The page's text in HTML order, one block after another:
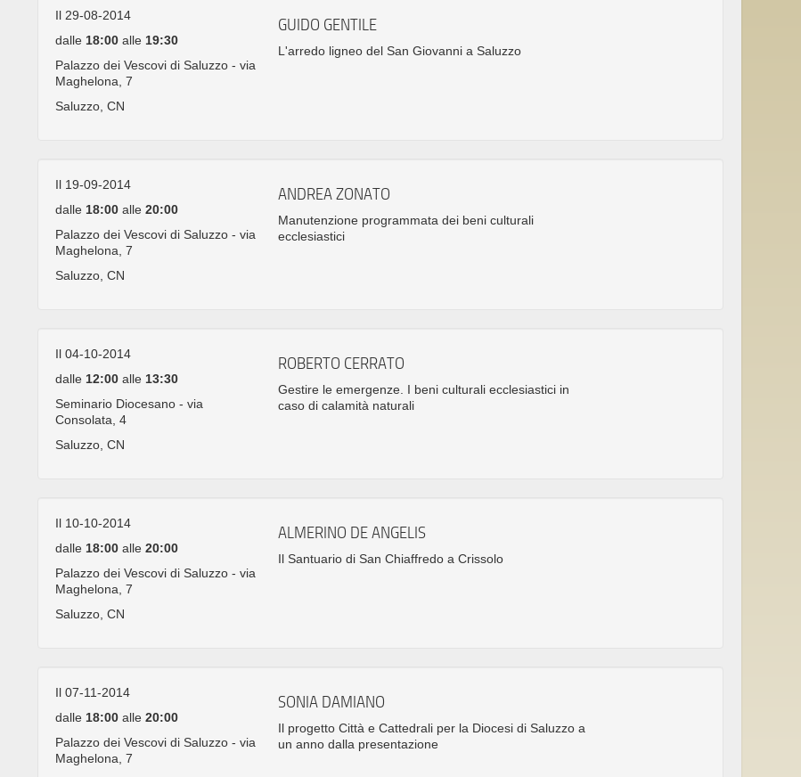
Il 29-08-2014
dalle 18:00alle 19:30
Palazzo dei Vescovi di Saluzzo - via
Maghelona, 7
Saluzzo, CN
GUIDO GENTILE
L'arredo ligneo del San Giovanni a Saluzzo
Il 19-09-2014
dalle 18:00alle 20:00
Palazzo dei Vescovi di Saluzzo - via
Maghelona, 7
Saluzzo, CN
ANDREA ZONATO
Manutenzione programmata dei beni culturali
ecclesiastici
Il 04-10-2014
dalle 12:00alle 13:30
Seminario Diocesano - via
Consolata, 4
Saluzzo, CN
ROBERTO CERRATO
Gestire le emergenze. I beni culturali ecclesiastici in
caso di calamità naturali
Il 10-10-2014
dalle 18:00alle 20:00
Palazzo dei Vescovi di Saluzzo - via
Maghelona, 7
Saluzzo, CN
ALMERINO DE ANGELIS
Il Santuario di San Chiaffredo a Crissolo
Il 07-11-2014
dalle 18:00alle 20:00
Palazzo dei Vescovi di Saluzzo - via
Maghelona, 7
SONIA DAMIANO
Il progetto Città e Cattedrali per la Diocesi di Saluzzo a
un anno dalla presentazione